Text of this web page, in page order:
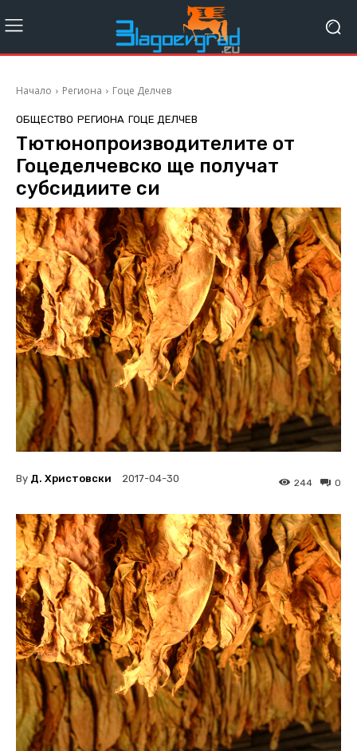
Начало Региона Гоце Делчев
ОБЩЕСТВО РЕГИОНА ГОЦЕ ДЕЛЧЕВ
Тютюнопроизводителите от
Гоцеделчевско ще получат
субсидиите си
By Д. Христовски 2017-04-30 0
244